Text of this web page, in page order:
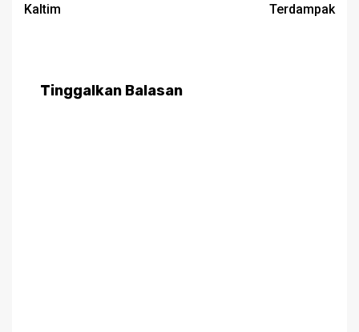
Kaltim
Terdampak
Tinggalkan Balasan